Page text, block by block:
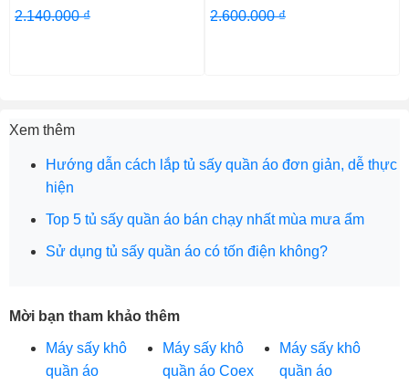
2.140.000 ₫ 2.600.000 ₫
Xem thêm
Hướng dẫn cách lắp tủ sấy quần áo đơn giản, dễ thực
hiện
Top 5 tủ sấy quần áo bán chạy nhất mùa mưa ẩm
Sử dụng tủ sấy quần áo có tốn điện không?
Mời bạn tham khảo thêm
Máy sấy khô
quần áo
Máy sấy khô
quần áo Coex
Máy sấy khô
quần áo